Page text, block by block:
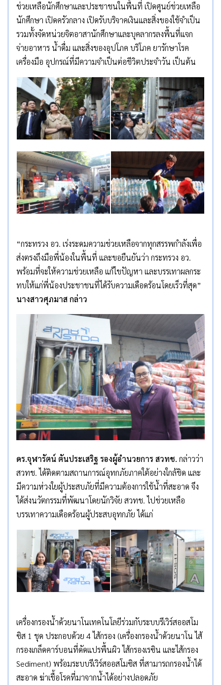
ช่วยเหลือนักศึกษาและประชาชนในพื้นที่ เปิดศูนย์ช่วยเหลือ
นักศึกษา เปิดครัวกลาง เปิดรับบริจาคเงินและสิ่งของใช้จำเป็น
รวมทั้งจัดหน่วยจิตอาสานักศึกษาและบุคลากรลงพื้นที่แจก
จ่ายอาหาร น้ำดื่ม และสิ่งของอุปโภค บริโภค ยารักษาโรค
เครื่องมือ อุปกรณ์ที่มีความจำเป็นต่อชีวิตประจำวัน เป็นต้น
“กระทรวง อว. เร่งระดมความช่วยเหลือจากทุกสรรพกำลังเพื่อ
ส่งตรงถึงมือพี่น้องในพื้นที่ และขอยืนยันว่า กระทรวง อว.
พร้อมที่จะให้ความช่วยเหลือ แก้ไขปัญหา และบรรเทาผลกระ
ทบให้แก่พี่น้องประชาชนที่ได้รับความเดือดร้อนโดยเร็วที่สุด”
นางสาวศุภมาส กล่าว
ดร.จุฬารัตน์ ตันประเสริฐ รองผู้อำนวยการ สวทช. กล่าวว่า
สวทช. ได้ติดตามสถานการณ์อุทกภัยภาคใต้อย่างใกล้ชิด และ
มีความห่วงใยผู้ประสบภัยที่มีความต้องการใช้น้ำที่สะอาด จึง
ได้ส่งนวัตกรรมที่พัฒนาโดยนักวิจัย สวทช. ไปช่วยเหลือ
บรรเทาความเดือดร้อนผู้ประสบอุทกภัย ได้แก่
เครื่องกรองน้ำด้วยนาโนเทคโนโลยีร่วมกับระบบรีเวิร์สออสโม
ซิส 1 ชุด ประกอบด้วย 4 ไส้กรอง (เครื่องกรองน้ำด้วยนาโน ไส้
กรองเกล็ดคาร์บอนที่ดัดแปรพื้นผิว ไส้กรองเรซิน และไส้กรอง
Sediment) พร้อมระบบรีเวิร์สออสโมซิส ที่สามารถกรองน้ำได้
สะอาด ฆ่าเชื้อโรคที่มาจากน้ำได้อย่างปลอดภัย